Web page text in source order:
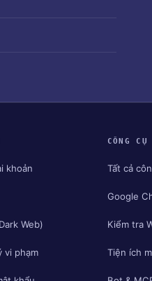
khoản
Web)
vi phạm
CÔNG CỤ
Tất cả
Google
Kiểm tra
Tiện ích